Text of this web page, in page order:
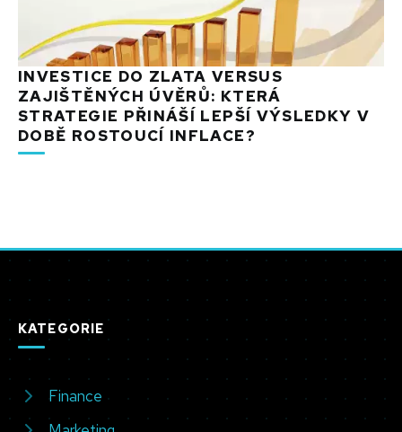
INVESTICE DO ZLATA VERSUS
ZAJIŠTĚNÝCH ÚVĚRŮ: KTERÁ
STRATEGIE PŘINÁŠÍ LEPŠÍ VÝSLEDKY V
DOBĚ ROSTOUCÍ INFLACE?
KATEGORIE
Finance